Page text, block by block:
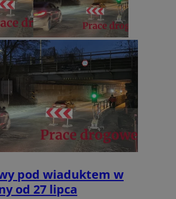
pod wiaduktem w
od 27 lipca